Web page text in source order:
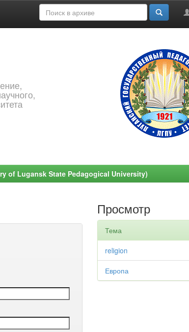
of Lugansk State Pedagogical University)
Просмотр
Тема
religion
Европа